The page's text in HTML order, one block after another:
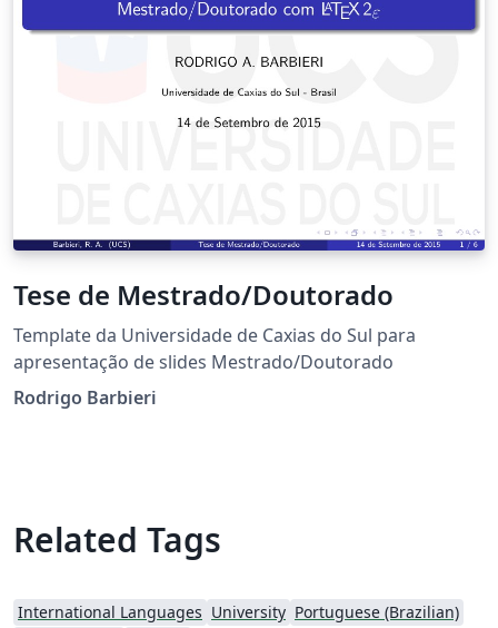
Tese de Mestrado/Doutorado
Template da Universidade de Caxias do Sul para
apresentação de slides Mestrado/Doutorado
Rodrigo Barbieri
Related Tags
International Languages University Portuguese (Brazilian)